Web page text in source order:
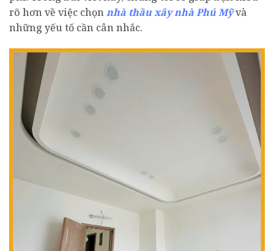
rõ hơn về việc chọnnhà thầu xây nhà Phú Mỹvà
những yếu tố cần cân nhắc.